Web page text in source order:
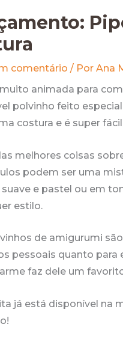
comentário / Por Ana
animada para
polvinho feito
costura e é super
melhores coisas
podem ser uma
e pastel ou em
estilo.
de amigurumi
pessoais quanto para
faz dele um
já está disponível na